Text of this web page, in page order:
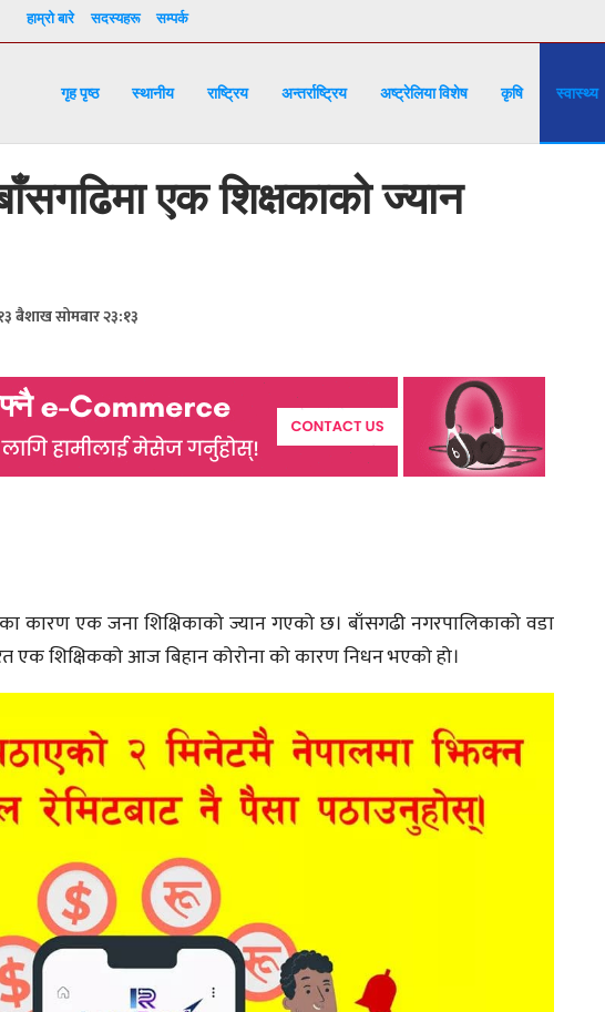
हाम्रो बारे सदस्यहरू सम्पर्क
गृह पृष्ठ स्थानीय राष्ट्रिय अन्तर्राष्ट्रिय अष्ट्रेलिया विशेष कृषि स्वास्थ्य
एक शिक्षकाको ज्यान
बैशाख सोमबार २३:१३
कारण एक जना शिक्षिकाको ज्यान गएको छ। बाँसगढी नगरपालिकाको वडा
एक शिक्षिकको आज बिहान कोरोना को कारण निधन भएको हो।